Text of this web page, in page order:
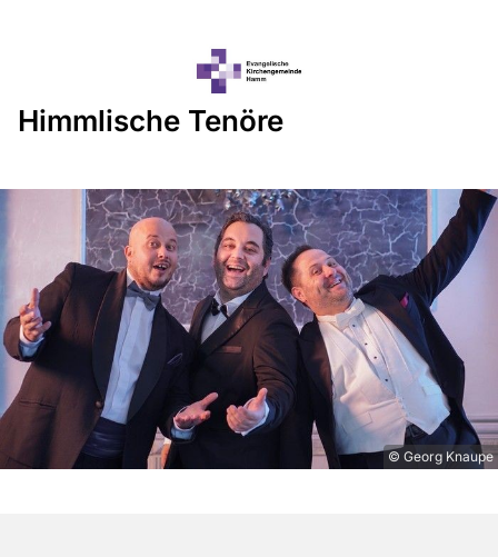
Himmlische Tenöre
© Georg Knaupe